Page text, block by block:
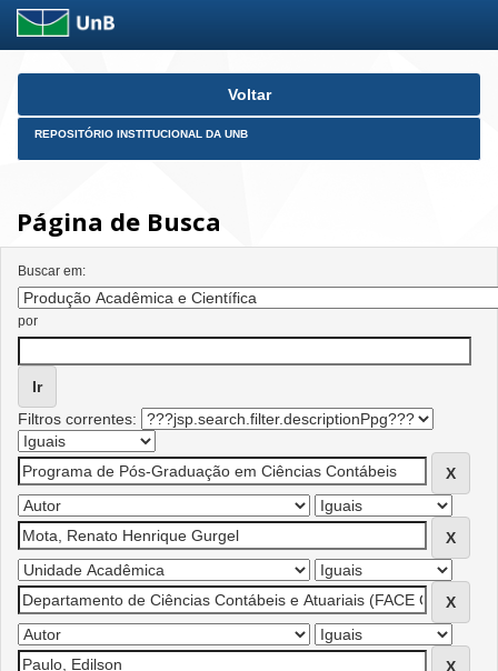
Skip
Voltar
REPOSITÓRIO INSTITUCIONAL DA UNB
Página de Busca
Buscar em:
por
Filtros correntes: